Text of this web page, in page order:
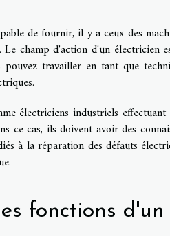
de fournir, il y a ceux des
champ d'action d'un électricien
pouvez travailler en tant que
électriciens industriels
ce cas, ils doivent avoir des
à la réparation des défauts
fonctions d'un